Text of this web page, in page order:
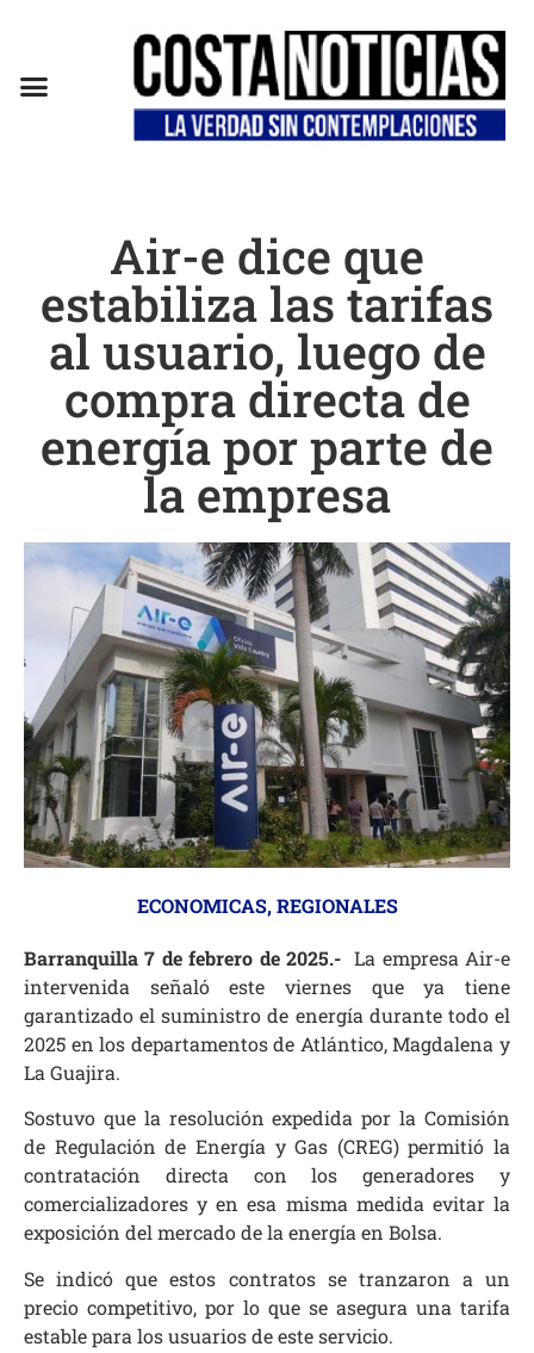
Air-e dice que
estabiliza las tarifas
al usuario, luego de
compra directa de
energía por parte de
la empresa
ECONOMICAS,REGIONALES
Barranquilla 7 de febrero de 2025.-La empresa Air-e
intervenida señaló este viernes que ya tiene
garantizado el suministro de energía durante todo el
2025 en los departamentos de Atlántico, Magdalena y
La Guajira.
Sostuvo que la resolución expedida por la Comisión
de Regulación de Energía y Gas (CREG) permitió la
contratación directa con los generadores y
comercializadores y en esa misma medida evitar la
exposición del mercado de la energía en Bolsa.
Se indicó que estos contratos se tranzaron a un
precio competitivo, por lo que se asegura una tarifa
estable para los usuarios de este servicio.